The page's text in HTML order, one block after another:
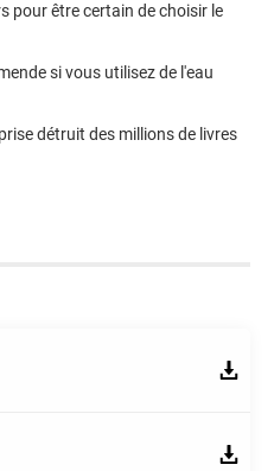
pour être certain de choisir le
si vous utilisez de l'eau
détruit des millions de livres